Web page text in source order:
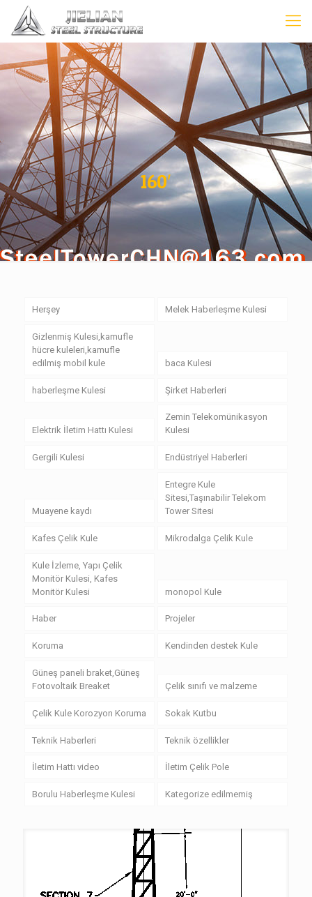
160′
Herşey Melek Haberleşme Kulesi
Gizlenmiş Kulesi,kamufle
hücre kuleleri,kamufle
edilmiş mobil kule
baca Kulesi
haberleşme Kulesi Şirket Haberleri
Elektrik İletim Hattı Kulesi
Zemin Telekomünikasyon
Kulesi
Gergili Kulesi Endüstriyel Haberleri
Muayene kaydı
Entegre Kule
Sitesi,Taşınabilir Telekom
Tower Sitesi
Kafes Çelik Kule Mikrodalga Çelik Kule
Kule İzleme, Yapı Çelik
Monitör Kulesi, Kafes
Monitör Kulesi
monopol Kule
Haber Projeler
Koruma Kendinden destek Kule
Güneş paneli braket,Güneş
Fotovoltaik Breaket
Çelik sınıfı ve malzeme
Çelik Kule Korozyon Koruma Sokak Kutbu
Teknik Haberleri Teknik özellikler
İletim Hattı video İletim Çelik Pole
Borulu Haberleşme Kulesi Kategorize edilmemiş